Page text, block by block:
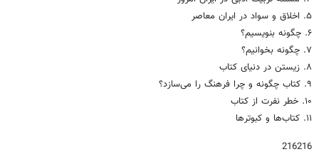
۵. اخلاق و سواد در ایران معاصر
۶. چگونه بنویسیم؟
۷. چگونه بخوانیم؟
۸. زیستن در دنیای کتاب
۹. کتاب چگونه و چرا فرهنگ را می‌سازد؟
۱۰. خطر نفرت از کتاب
۱۱. کتاب‌ها و کبوترها
216216